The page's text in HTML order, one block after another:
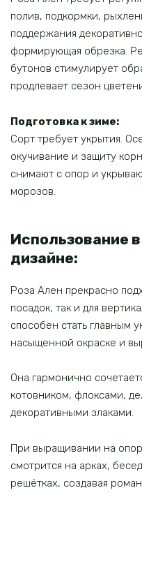
полив, подкормки,
поддержания
формирующая обрезка.
бутонов стимулирует
продлевает сезон
Подготовка к зиме:
Сорт требует укрытия.
окучивание и защиту
снимают с опор и
морозов.
Использование
дизайне:
Роза Ален прекрасно
посадок, так и для
способен стать главным
насыщенной окраске и
Она гармонично
котовником, флоксами,
декоративными злаками.
При выращивании на
смотрится на арках,
решётках, создавая